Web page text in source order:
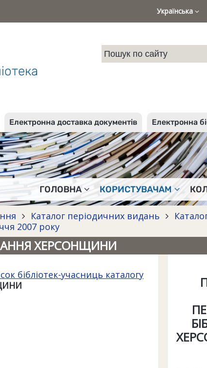
Українська
Електронна доставка документів Електронна
ГОЛОВНА КОРИСТУВАЧАМ
Каталог періодичних видань
2007 року
ХЕРСОНЩИНИ
бібліотек-учасниць каталогу